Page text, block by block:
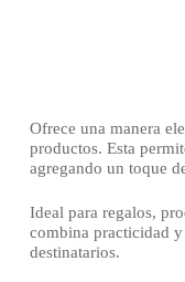
Ofrece una manera
productos. Esta
agregando un toque
Ideal para regalos,
combina practicidad
destinatarios.